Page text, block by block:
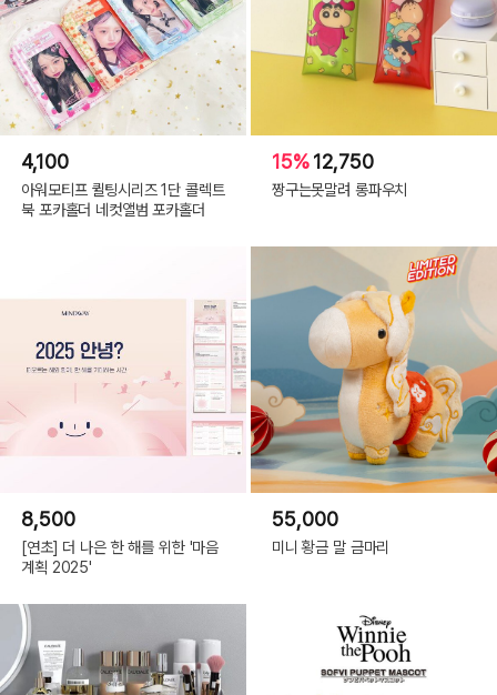
4,100
아워모티프 퀼팅시리즈 1단 콜렉트
북 포카홀더 네컷앨범 포카홀더
15%12,750
짱구는못말려 롱파우치
8,500
[연초] 더 나은 한 해를 위한 '마음
계획 2025'
55,000
미니 황금 말 금마리